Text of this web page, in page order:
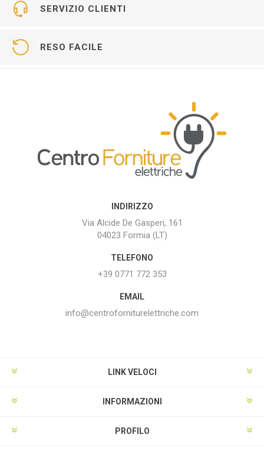
SERVIZIO CLIENTI
RESO FACILE
INDIRIZZO
Via Alcide De Gasperi, 161
04023 Formia (LT)
TELEFONO
+39 0771 772 353
EMAIL
info@centroforniturelettriche.com
LINK VELOCI
INFORMAZIONI
PROFILO